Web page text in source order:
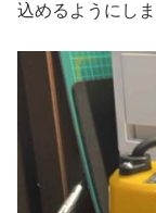
込めるようにしま